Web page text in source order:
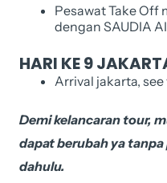
Pesawat Take Off
dengan SAUDIA
HARI KE 9
Arrival jakarta,
Demi kelancaran tour,
dapat berubah ya
dahulu.